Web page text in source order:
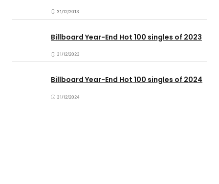
31/12/2013
Billboard Year-End Hot 100 singles of 2023
31/12/2023
Billboard Year-End Hot 100 singles of 2024
31/12/2024